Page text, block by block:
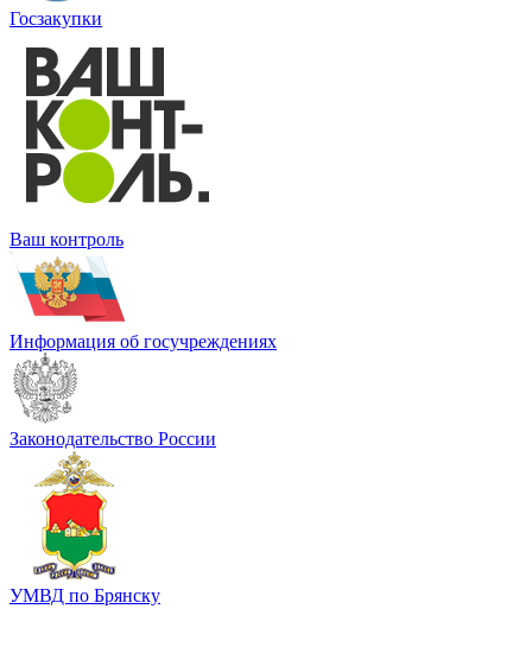
Госзакупки
Ваш контроль
Информация об госучреждениях
Законодательство России
УМВД по Брянску